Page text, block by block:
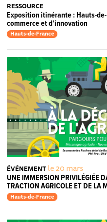
RESSOURCE
Exposition itinérante : Hauts-
commerce et d’innovation
Hauts-de-France
ÉVÉNEMENT le 20 mars
UNE IMMERSION PRIVILÉGIÉE
TRACTION AGRICOLE ET DE LA
Hauts-de-France